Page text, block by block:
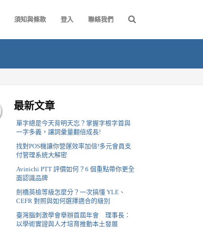
須知與條款 登入 聯絡我們
最新文章
單字總是今天背明天忘？掌握字根字首與
一字多義，讓詞彙量翻倍成長!
找對POS機讓你營運效率加倍!多元會員支
付管理系統大解密
Avinichi PTT 評價如何？6 個重點帶你更全
面認識品牌
劍橋英檢等級怎麼分？一次搞懂 YLE、
CEFR 對照與如何選擇適合的級別
臺灣腦刺激學會舉辦首屆年會 理事長：
以學術實證與人才培育推動本土發展